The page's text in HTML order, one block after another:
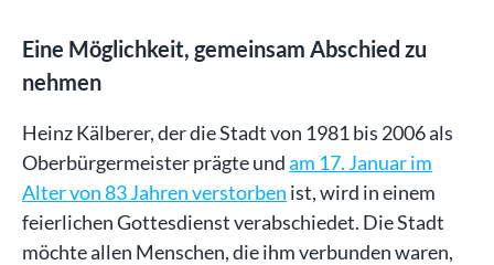
Eine Möglichkeit, gemeinsam Abschied zu
nehmen
Heinz Kälberer, der die Stadt von 1981 bis 2006 als
Oberbürgermeister prägte undam 17. Januar im
Alter von 83 Jahren verstorben ist, wird in einem
feierlichen Gottesdienst verabschiedet. Die Stadt
möchte allen Menschen, die ihm verbunden waren,